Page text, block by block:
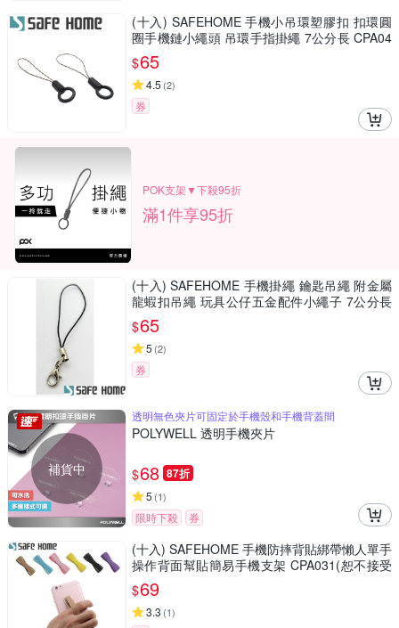
(十入) SAFEHOME 手機小吊環塑膠扣 扣環圓
圈手機鏈小繩頭 吊環手指掛繩 7公分長 CPA04
4
$65
4.5 (2)
券
POK支架▼下殺95折
滿1件享95折
(十入) SAFEHOME 手機掛繩 鑰匙吊繩 附金屬
龍蝦扣吊繩 玩具公仔五金配件小繩子 7公分長
CPA041
$65
5 (2)
券
補貨中
透明無色夾片可固定於手機殼和手機背蓋間
POLYWELL 透明手機夾片
$68 87折
5 (1)
限時下殺 券
(十入) SAFEHOME 手機防摔背貼綁帶懶人單手
操作背面幫貼簡易手機支架 CPA031(恕不接受
指定顏色出貨)
$69
3.3 (1)